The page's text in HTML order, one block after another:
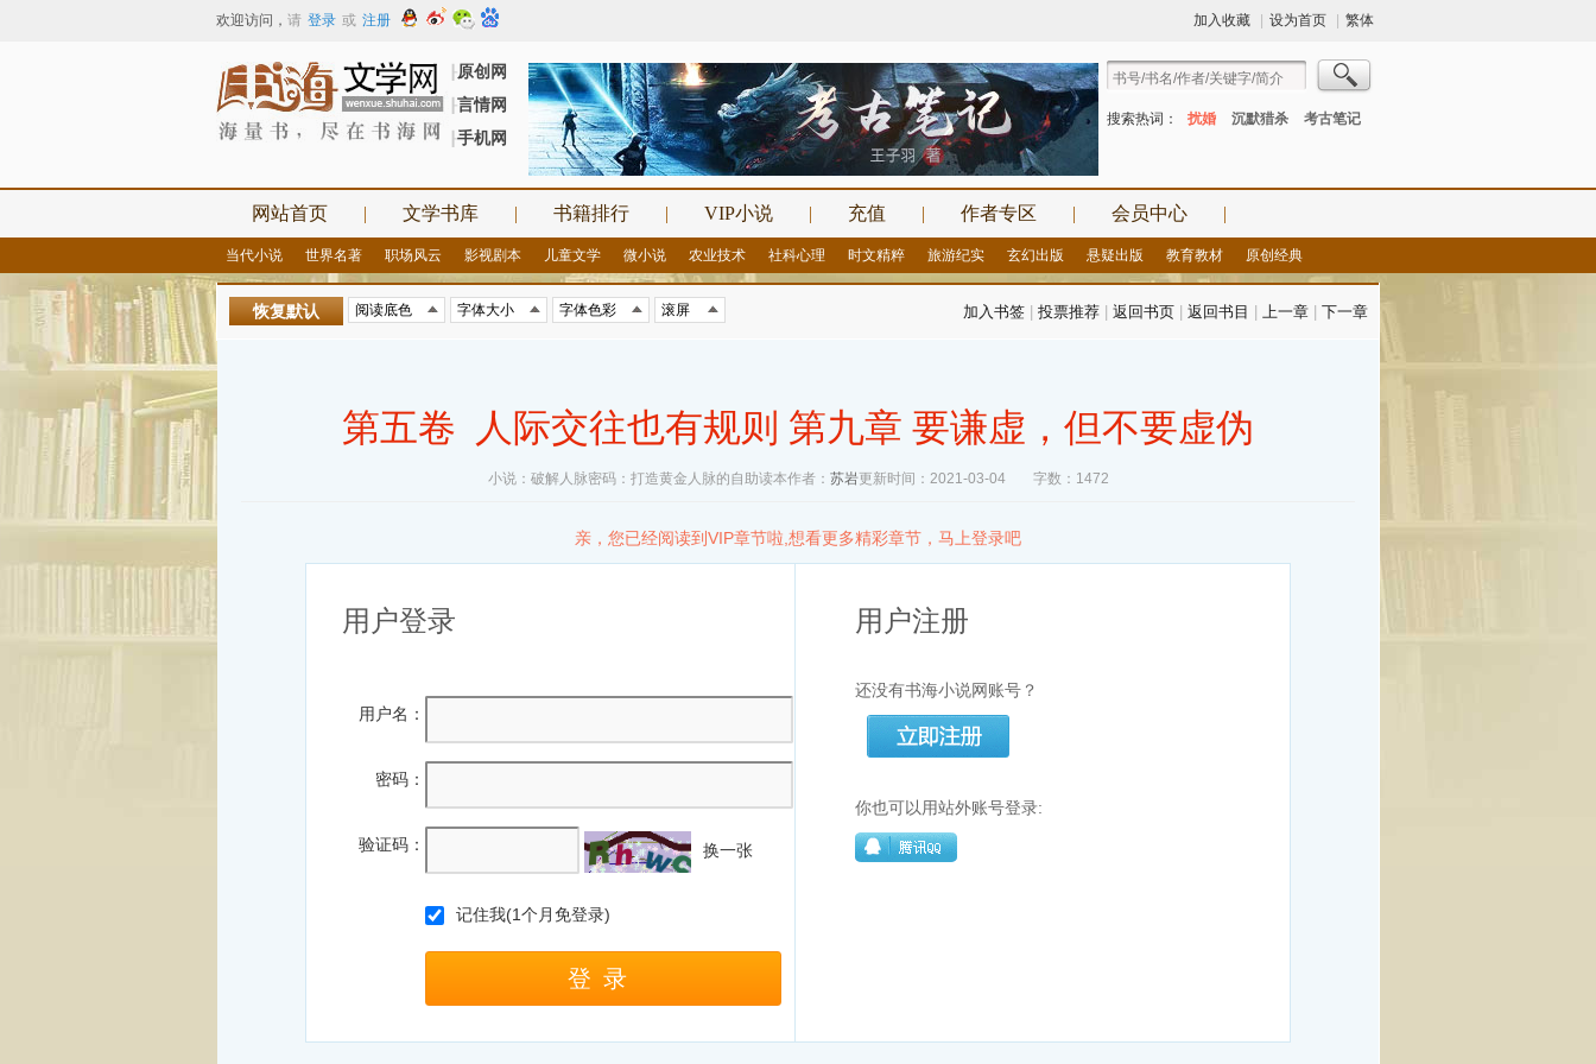
欢迎访问 ， 请 登录 或 注册 加入收藏 设为首页 繁体
┠原创网
┠言情网
┠手机网
搜索热词： 扰婚 沉默猎杀 考古笔记
网站首页 | 文学书库 | 书籍排行 | VIP小说 | 充值 | 作者专区 | 会员中心 |
当代小说 世界名著 职场风云 影视剧本 儿童文学 微小说 农业技术 社科心理 时文精粹 旅游纪实 玄幻出版 悬疑出版 教育教材 原创经典
恢复默认 加入书签 投票推荐 返回书页 返回书目 上一章 下一章
第五卷 人际交往也有规则 第九章 要谦虚，但不要虚伪
小说： 破解人脉密码：打造黄金人脉的自助读本作者： 苏岩更新时间：2021-03-04 字数：1472
亲，您已经阅读到VIP章节啦,想看更多精彩章节，马上登录吧
用户登录
用户名：
密码：
验证码： 换一张
记住我(1个月免登录)
登录
用户注册
还没有书海小说网账号？
你也可以用站外账号登录: